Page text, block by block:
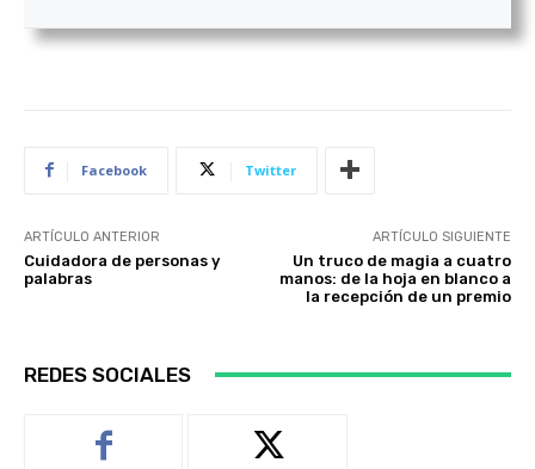
Facebook Twitter
ARTÍCULO ANTERIOR
Cuidadora de personas y
palabras
ARTÍCULO SIGUIENTE
Un truco de magia a cuatro
manos: de la hoja en blanco a
la recepción de un premio
REDES SOCIALES